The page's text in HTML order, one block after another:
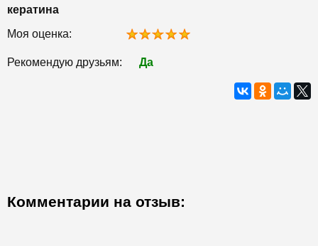
кератина
Моя оценка:
Рекомендую друзьям: Да
Комментарии на отзыв: